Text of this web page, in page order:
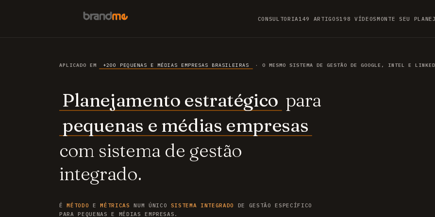
CONSULTORIA149 ARTIGOS198 VÍDEOSMONTE SEU
APLICADO EM +200 PEQUENAS E MÉDIAS EMPRESAS BRASILEIRAS · O MESMO SISTEMA DE GESTÃO DE GOOGLE, INTEL E
Planejamento estratégico para
pequenas e médias empresas
com sistema de gestão
integrado.
ÉMÉTODO EMÉTRICAS NUM ÚNICO SISTEMA INTEGRADO
DE GESTÃO ESPECÍFICO
PARA PEQUENAS E MÉDIAS EMPRESAS.